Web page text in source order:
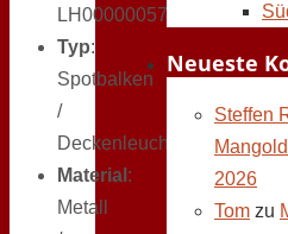
LH00000057
Typ:
Spotbalken
/
Deckenleuchte
Material :
Metall
Neueste
Steffen
2026
Tom zu